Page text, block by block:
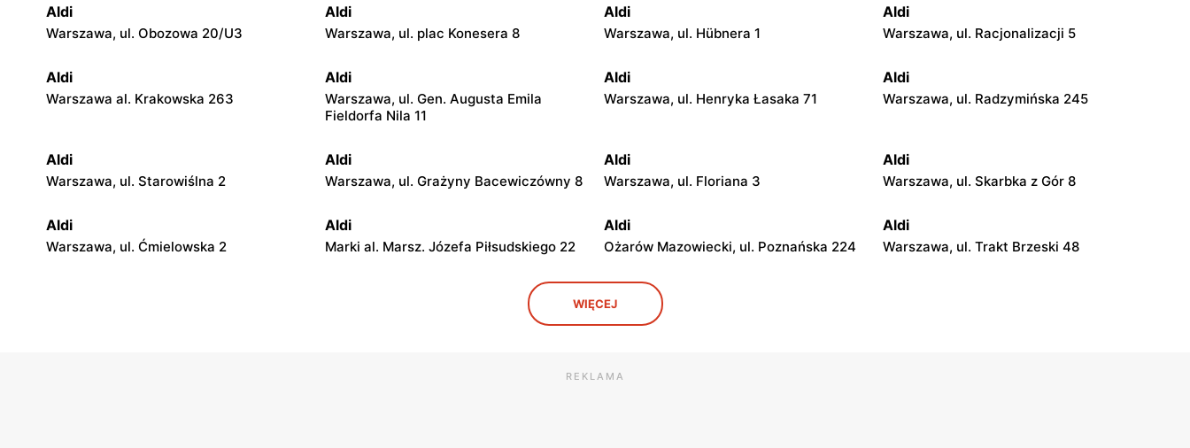
Aldi
Warszawa, ul. Obozowa 20/U3
Aldi
Warszawa, ul. plac Konesera 8
Aldi
Warszawa, ul. Hübnera 1
Aldi
Warszawa, ul. Racjonalizacji 5
Aldi
Warszawa al. Krakowska 263
Aldi
Warszawa, ul. Gen. Augusta Emila
Fieldorfa Nila 11
Aldi
Warszawa, ul. Henryka Łasaka 71
Aldi
Warszawa, ul. Radzymińska 245
Aldi
Warszawa, ul. Starowiślna 2
Aldi
Warszawa, ul. Grażyny Bacewiczówny 8
Aldi
Warszawa, ul. Floriana 3
Aldi
Warszawa, ul. Skarbka z Gór 8
Aldi
Warszawa, ul. Ćmielowska 2
Aldi
Marki al. Marsz. Józefa Piłsudskiego 22
Aldi
Ożarów Mazowiecki, ul. Poznańska 224
Aldi
Warszawa, ul. Trakt Brzeski 48
Józefów, ul. Graniczna 2
Milanówek, ul. Królewska 52
WIĘCEJ
REKLAMA